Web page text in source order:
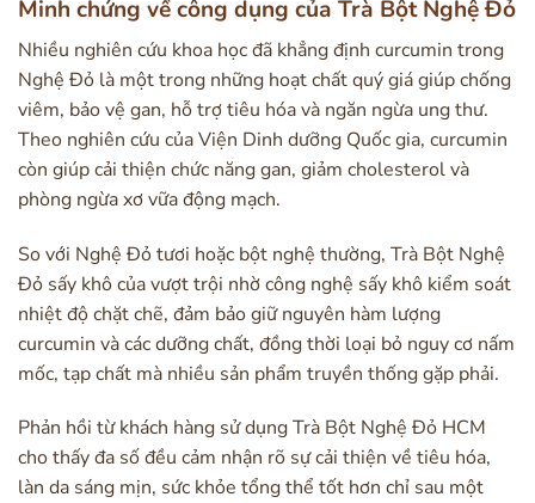
Minh chứng về công dụng của Trà Bột Nghệ Đỏ
Nhiều nghiên cứu khoa học đã khẳng định curcumin trong
Nghệ Đỏ là một trong những hoạt chất quý giá giúp chống
viêm, bảo vệ gan, hỗ trợ tiêu hóa và ngăn ngừa ung thư.
Theo nghiên cứu của Viện Dinh dưỡng Quốc gia, curcumin
còn giúp cải thiện chức năng gan, giảm cholesterol và
phòng ngừa xơ vữa động mạch.
So với Nghệ Đỏ tươi hoặc bột nghệ thường, Trà Bột Nghệ
Đỏ sấy khô của vượt trội nhờ công nghệ sấy khô kiểm soát
nhiệt độ chặt chẽ, đảm bảo giữ nguyên hàm lượng
curcumin và các dưỡng chất, đồng thời loại bỏ nguy cơ nấm
mốc, tạp chất mà nhiều sản phẩm truyền thống gặp phải.
Phản hồi từ khách hàng sử dụng Trà Bột Nghệ Đỏ HCM
cho thấy đa số đều cảm nhận rõ sự cải thiện về tiêu hóa,
làn da sáng mịn, sức khỏe tổng thể tốt hơn chỉ sau một